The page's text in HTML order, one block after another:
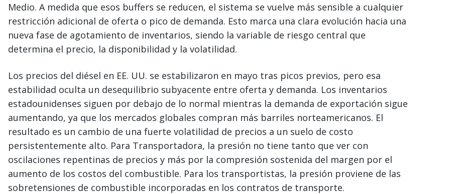
Medio. A medida que esos buffers se reducen, el sistema se vuelve más sensible a cualquier
restricción adicional de oferta o pico de demanda. Esto marca una clara evolución hacia una
nueva fase de agotamiento de inventarios, siendo la variable de riesgo central que
determina el precio, la disponibilidad y la volatilidad.
Los precios del diésel en EE. UU. se estabilizaron en mayo tras picos previos, pero esa
estabilidad oculta un desequilibrio subyacente entre oferta y demanda. Los inventarios
estadounidenses siguen por debajo de lo normal mientras la demanda de exportación sigue
aumentando, ya que los mercados globales compran más barriles norteamericanos. El
resultado es un cambio de una fuerte volatilidad de precios a un suelo de costo
persistentemente alto. Para Transportadora, la presión no tiene tanto que ver con
oscilaciones repentinas de precios y más por la compresión sostenida del margen por el
aumento de los costos del combustible. Para los transportistas, la presión proviene de las
sobretensiones de combustible incorporadas en los contratos de transporte.